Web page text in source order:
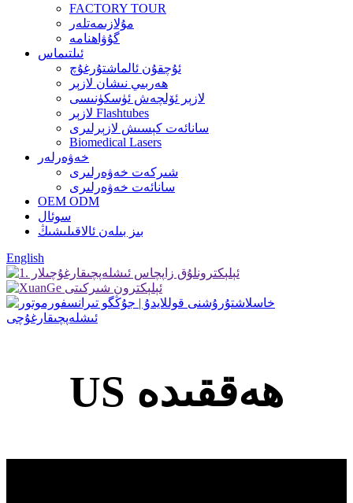
FACTORY TOUR
مۇلازىمەتلەر
گۇۋاھنامە
ئىلتىماس
ئۇچقۇن ئالماشتۇرغۇچ
ھەربىي نىشان لازېر
لازېر ئۆلچەش ئۈسكۈنىسى
لازېر Flashtubes
سانائەت كېسىش لازېرلىرى
Biomedical Lasers
خەۋەرلەر
شىركەت خەۋەرلىرى
سانائەت خەۋەرلىرى
OEM ODM
سوئال
بىز بىلەن ئالاقىلىشىڭ
English
US ھەققىدە